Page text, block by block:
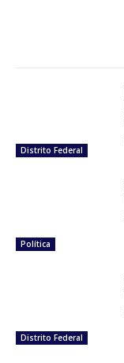
Distrito Federal
Política
Distrito Federal